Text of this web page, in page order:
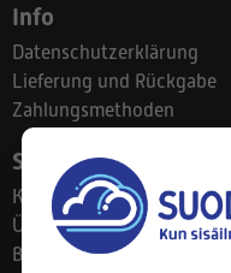
Info
Datenschutzerklärung
Lieferung und Rückgabe
Zahlungsmethoden
Suodatinkeskus
Kontakt
Über uns
Blog